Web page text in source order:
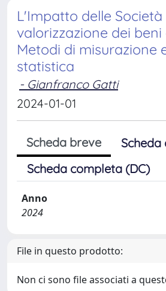
L'Impatto delle
valorizzazione dei beni
Metodi di misurazione
statistica
- Gianfranco Gatti
2024-01-01
Scheda breve
Scheda completa (DC)
Anno
2024
File in questo prodotto:
Non ci sono file associati a